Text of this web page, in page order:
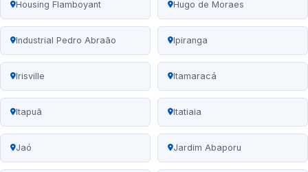
Housing Flamboyant Hugo de Moraes
Industrial Pedro Abraão Ipiranga
Irisville Itamaracá
Itapuã Itatiaia
Jaó Jardim Abaporu